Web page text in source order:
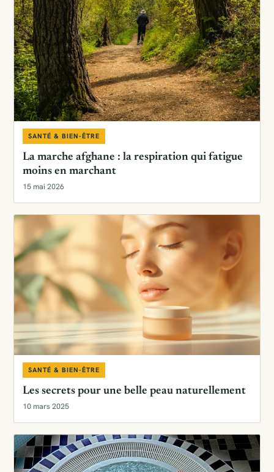
SANTÉ & BIEN-ÊTRE
La marche afghane : la respiration qui fatigue
moins en marchant
15 mai 2026
SANTÉ & BIEN-ÊTRE
Les secrets pour une belle peau naturellement
10 mars 2025